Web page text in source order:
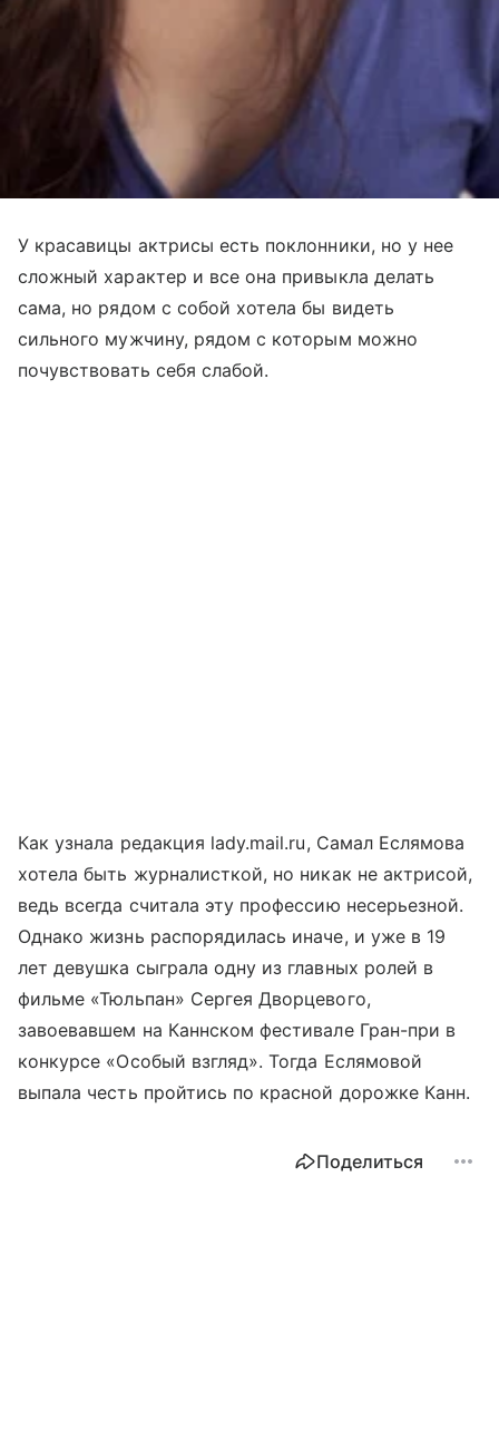
У красавицы актрисы есть поклонники, но у нее
сложный характер и все она привыкла делать
сама, но рядом с собой хотела бы видеть
сильного мужчину, рядом с которым можно
почувствовать себя слабой.
Как узнала редакция lady.mail.ru, Самал Еслямова
хотела быть журналисткой, но никак не актрисой,
ведь всегда считала эту профессию несерьезной.
Однако жизнь распорядилась иначе, и уже в 19
лет девушка сыграла одну из главных ролей в
фильме «Тюльпан» Сергея Дворцевого,
завоевавшем на Каннском фестивале Гран-при в
конкурсе «Особый взгляд». Тогда Еслямовой
выпала честь пройтись по красной дорожке Канн.
Поделиться